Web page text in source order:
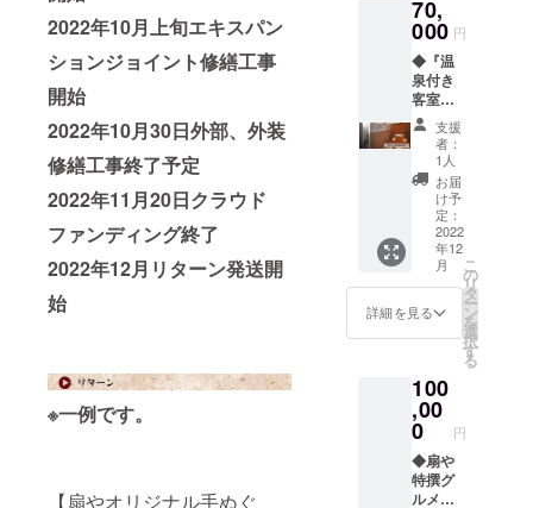
2022年10月上旬エキスパン
ションジョイント修繕工事
開始
2022年10月30日外部、外装
修繕工事終了予定
2022年11月20日クラウド
ファンディング終了
2022年12月リターン発送開
始
※一例です。
【扇やオリジナル手ぬぐ
量：
180g×
２枚 ・
保存方
法：要
冷蔵
扇やオ
リジナ
ル真空
米300g
・名
称：今
井のつ
きたて
米（大
しひか
り真空
原産国/
産地：
日本産/
福島県
大玉村
・サイ
ズ/重
福島県
大玉村
・サイ
ズ/重
量：
300g ・
保存方
法：冷
暗所に
て保管
※画像は
イメー
ジです
※お届け
は前後
ます。 \
送料・
価格と
なりま
す。/
ターン
につき
１名
※飲み代
含む・
お店は
貸し切
りでは
ありま
せん
※公共の
場所で
のみ面
会しま
す。 ⑤
一泊朝
食宿泊
泊２日
・お部
屋の概
要：お
まかせ
・食事
のサー
宿泊券
(１泊２
食付) ・
宿泊可
能日
数：１
泊２日
・お部
屋の概
要：お
まかせ
・食事
のサー
ビスプ
ラン：
夕朝食
付き ・
能人
数：２
名 ・予
約方
法：宿
泊券の
番号を
70,
000 円
◆『温
泉付き
客室り
んど
う』１
泊２食
付きの
ペア宿
泊券
【リ
ターン
詳細】
①サン
クスレ
ター ②
オリジ
ぬぐい
③扇や
ポスト
カード
④温泉
付き客
室りん
支援
者：
1人
お届
け予
定：
2022
年12
月
詳細を見る
こ
の
リ
タ
ー
ン
を
選
択
す
る
100
,00
0 円
◆扇や
特撰グ
ルメと